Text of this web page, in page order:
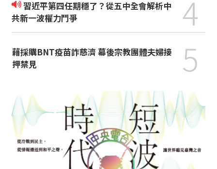
習近平第四任期穩了？從五中全會解析中
共新一波權力鬥爭
4
藉採購BNT疫苗詐慈濟 幕後宗教團體夫婦接
押禁見
5